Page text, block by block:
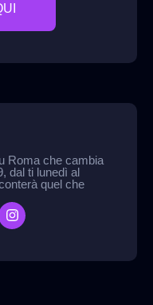
Roma che cambia
dal ti lunedì al
quel che